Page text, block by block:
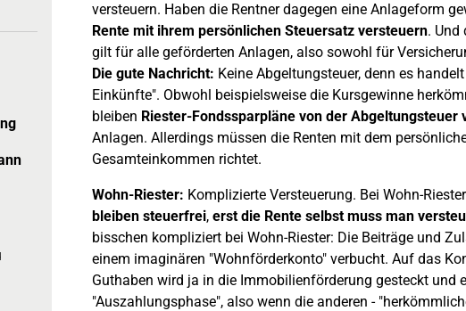
versteuern. Haben die Rentner dagegen eine Anlageform
Rente mit ihrem persönlichen Steuersatz versteuern. Und
gilt für alle geförderten Anlagen, also sowohl für
Die gute Nachricht: Keine Abgeltungsteuer, denn es
Einkünfte". Obwohl beispielsweise die Kursgewinne
bleiben Riester-Fondssparpläne von der Abgeltungsteuer
Anlagen. Allerdings müssen die Renten mit dem
Gesamteinkommen richtet.
Wohn-Riester: Komplizierte Versteuerung. Bei Wohn-
bleiben steuerfrei, erst die Rente selbst muss man
bisschen kompliziert bei Wohn-Riester: Die Beiträge und
einem imaginären "Wohnförderkonto" verbucht. Auf das
Guthaben wird ja in die Immobilienförderung gesteckt und
"Auszahlungsphase", also wenn die anderen -